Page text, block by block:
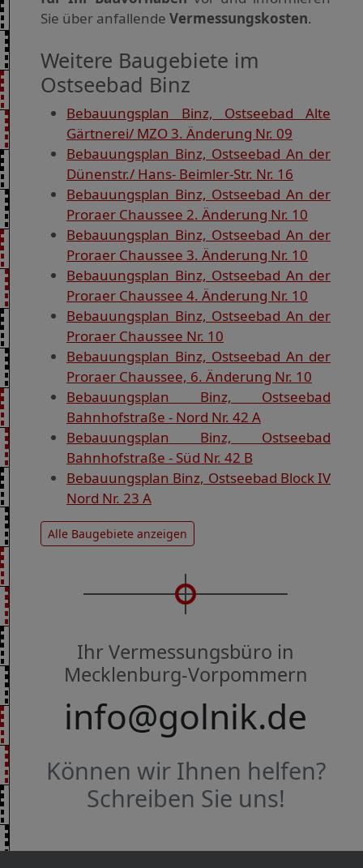
Sie über anfallende Vermessungskosten.
Weitere Baugebiete im
Ostseebad Binz
Bebauungsplan Binz, Ostseebad Alte
Gärtnerei/ MZO 3. Änderung Nr. 09
Bebauungsplan Binz, Ostseebad An der
Dünenstr./ Hans- Beimler-Str. Nr. 16
Bebauungsplan Binz, Ostseebad An der
Proraer Chaussee 2. Änderung Nr. 10
Bebauungsplan Binz, Ostseebad An der
Proraer Chaussee 3. Änderung Nr. 10
Bebauungsplan Binz, Ostseebad An der
Proraer Chaussee 4. Änderung Nr. 10
Bebauungsplan Binz, Ostseebad An der
Proraer Chaussee Nr. 10
Bebauungsplan Binz, Ostseebad An der
Proraer Chaussee, 6. Änderung Nr. 10
Bebauungsplan Binz, Ostseebad
Bahnhofstraße - Nord Nr. 42 A
Bebauungsplan Binz, Ostseebad
Bahnhofstraße - Süd Nr. 42 B
Bebauungsplan Binz, Ostseebad Block IV
Nord Nr. 23 A
Alle Baugebiete anzeigen
Ihr Vermessungsbüro in
Mecklenburg-Vorpommern
info@golnik.de
Können wir Ihnen helfen?
Schreiben Sie uns!